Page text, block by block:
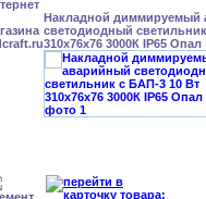
Накладной диммируемый
светодиодный
310x76x76 3000К IP65 Опал